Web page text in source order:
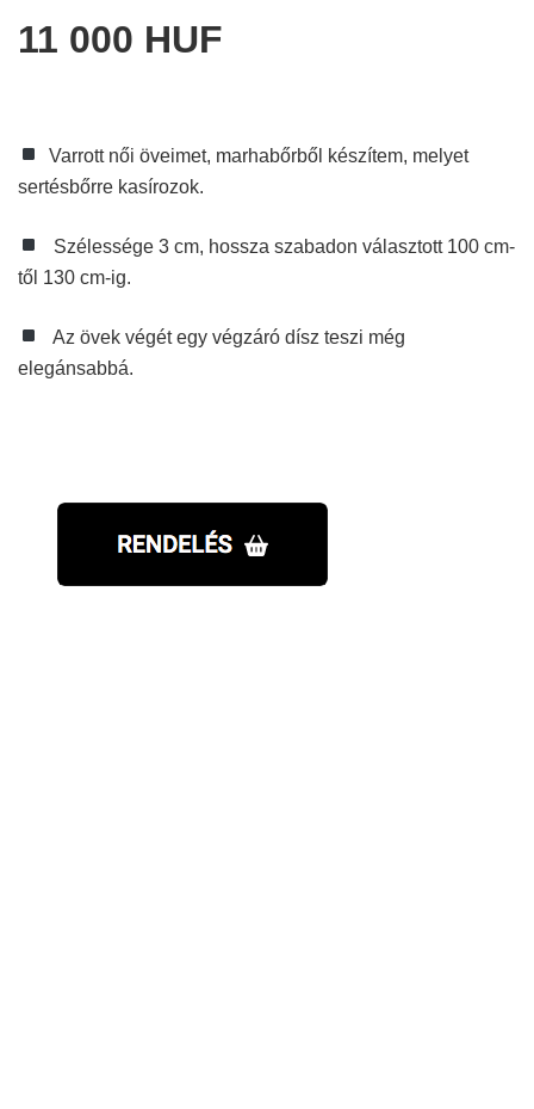
11 000 HUF
Varrott női öveimet, marhabőrből készítem, melyet
sertésbőrre kasírozok.
Szélessége 3 cm, hossza szabadon választott 100 cm-
től 130 cm-ig.
Az övek végét egy végzáró dísz teszi még
elegánsabbá.